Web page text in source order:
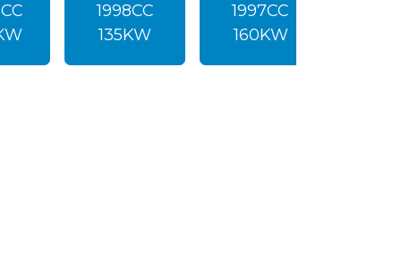
1998CC
135KW
1997CC
160KW